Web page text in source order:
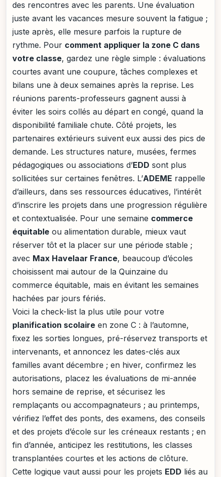
des rencontres avec les parents. Une évaluation
juste avant les vacances mesure souvent la fatigue ;
juste après, elle mesure parfois la rupture de
rythme. Pour comment appliquer la zone C dans
votre classe, gardez une règle simple : évaluations
courtes avant une coupure, tâches complexes et
bilans une à deux semaines après la reprise. Les
réunions parents-professeurs gagnent aussi à
éviter les soirs collés au départ en congé, quand la
disponibilité familiale chute. Côté projets, les
partenaires extérieurs suivent eux aussi des pics de
demande. Les structures nature, musées, fermes
pédagogiques ou associations d’EDD sont plus
sollicitées sur certaines fenêtres. L’ADEME rappelle
d’ailleurs, dans ses ressources éducatives, l’intérêt
d’inscrire les projets dans une progression régulière
et contextualisée. Pour une semaine commerce
équitable ou alimentation durable, mieux vaut
réserver tôt et la placer sur une période stable ;
avec Max Havelaar France, beaucoup d’écoles
choisissent mai autour de la Quinzaine du
commerce équitable, mais en évitant les semaines
hachées par jours fériés.
Voici la check-list la plus utile pour votre
planification scolaire en zone C : à l’automne,
fixez les sorties longues, pré-réservez transports et
intervenants, et annoncez les dates-clés aux
familles avant décembre ; en hiver, confirmez les
autorisations, placez les évaluations de mi-année
hors semaine de reprise, et sécurisez les
remplaçants ou accompagnateurs ; au printemps,
vérifiez l’effet des ponts, des examens, des conseils
et des projets d’école sur les créneaux restants ; en
fin d’année, anticipez les restitutions, les classes
transplantées courtes et les actions de clôture.
Cette logique vaut aussi pour les projets EDD liés au